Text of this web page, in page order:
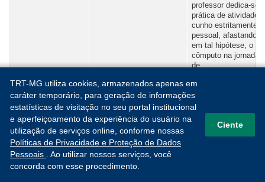
professor dedica-se à
prática de atividades
cunho estritamente
pessoal, afastando-
em tal hipótese, o
cômputo na jornada
de
2º). Por fim, o
entendeu que a
decisão não produz
efeitos retroativos
àqueles que
de boa-fé."
PENDENTE
TRT-MG utiliza cookies, armazenados apenas em
caráter temporário, para geração de informações
estatísticas de visitação no seu portal institucional
e aperfeiçoamento da experiência do usuário na
utilização de serviços online, conforme nossas
Políticas de Privacidade e Proteção de Dados
Pessoais
. Ao utilizar nossos serviços, você
concorda com esse procedimento.
Ciente